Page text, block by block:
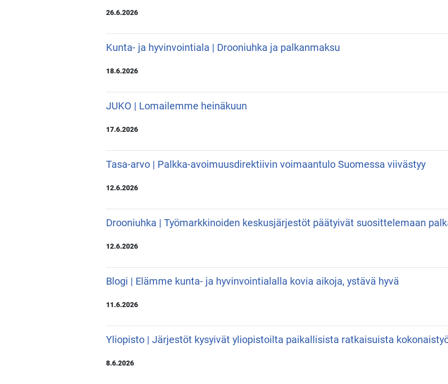
26.6.2026
Kunta- ja hyvinvointiala | Drooniuhka ja palkanmaksu
18.6.2026
JUKO | Lomailemme heinäkuun
17.6.2026
Tasa-arvo | Palkka-avoimuusdirektiivin voimaantulo Suomessa viivästyy
12.6.2026
Drooniuhka | Työmarkkinoiden keskusjärjestöt päätyivät suosittelemaan
12.6.2026
Blogi | Elämme kunta- ja hyvinvointialalla kovia aikoja, ystävä hyvä
11.6.2026
Yliopisto | Järjestöt kysyivät yliopistoilta paikallisista ratkaisuista
8.6.2026